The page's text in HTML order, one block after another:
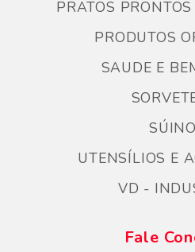
PRATOS
PRODUTOS
SAUDE E
UTENSÍLIOS E
VD -
Fale